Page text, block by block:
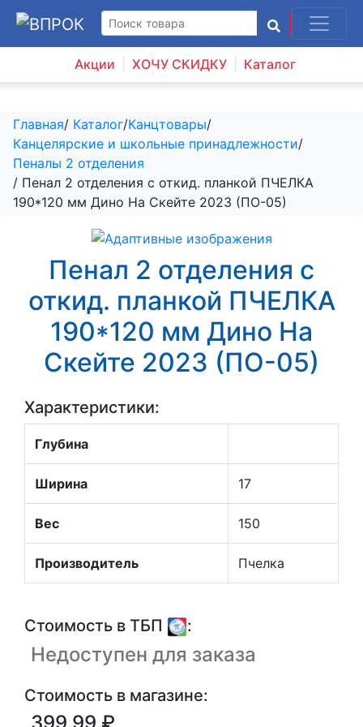
Акции ХОЧУ СКИДКУ Каталог
Главная/ Каталог/Канцтовары/
Канцелярские и школьные принадлежности/
Пеналы 2 отделения
/ Пенал 2 отделения с откид. планкой ПЧЕЛКА
190*120 мм Дино На Скейте 2023 (ПО-05)
Пенал 2 отделения с
откид. планкой ПЧЕЛКА
190*120 мм Дино На
Скейте 2023 (ПО-05)
Характеристики:
Глубина
Ширина 17
Вес 150
Производитель Пчелка
Стоимость в ТБП :
Недоступен для заказа
Стоимость в магазине: